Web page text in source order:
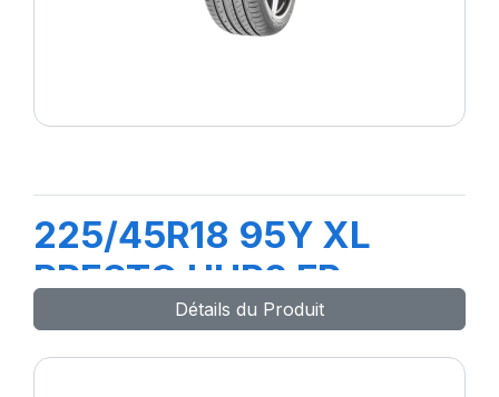
225/45R18 95Y XL
PRESTO UHP2 FP
Détails du Produit